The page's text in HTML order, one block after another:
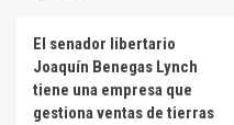
El senador libertario
Joaquín Benegas Lynch
tiene una empresa que
gestiona ventas de tierras